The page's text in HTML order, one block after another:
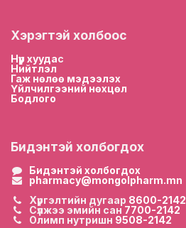
Хэрэгтэй холбоос
Нүүр хуудас
Нийтлэл
Гаж нөлөө мэдээлэх
Үйлчилгээний нөхцөл
Бодлого
Бидэнтэй холбогдох
Бидэнтэй холбогдох
pharmacy@mongolpharm.mn
Хүргэлтийн дугаар 8600-2142
Сүлжээ эмийн сан 7700-2142
Олимп нутришн 9508-2142